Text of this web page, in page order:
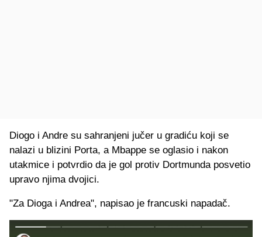
Diogo i Andre su sahranjeni jučer u gradiću koji se
nalazi u blizini Porta, a Mbappe se oglasio i nakon
utakmice i potvrdio da je gol protiv Dortmunda posvetio
upravo njima dvojici.
"Za Dioga i Andrea", napisao je francuski napadač.